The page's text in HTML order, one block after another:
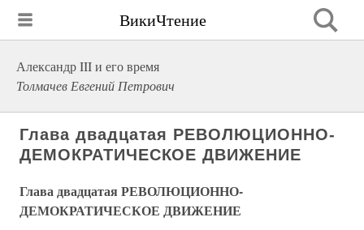
ВикиЧтение
Александр III и его время
Толмачев Евгений Петрович
Глава двадцатая РЕВОЛЮЦИОННО-
ДЕМОКРАТИЧЕСКОЕ ДВИЖЕНИЕ
Глава двадцатая РЕВОЛЮЦИОННО-
ДЕМОКРАТИЧЕСКОЕ ДВИЖЕНИЕ